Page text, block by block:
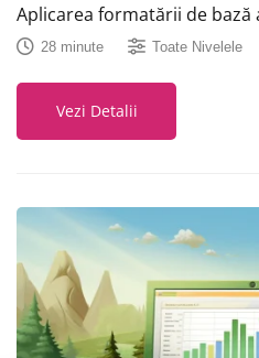
Aplicarea formatării de bază
28 minute Toate Nivelele
Vezi Detalii